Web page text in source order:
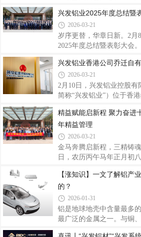
发企业及行业专家，围绕
能力、品牌口碑、市场应
果兼具专
软件（中国）有限公司联
与多平台集成，推动财务
化、智能化，为集团高质
兴发铝业财务副总监、项
缓。本次项目将以“标准化
化”为建设路径，打通ERP
统等多平台数据壁垒，统
兴发铝业2025年度总结暨
2026-03-21
岁序更替，华章日新。2月
2025年度总结暨表彰大会
点任务，同时表彰在各项
和先进团队，进一步凝聚
更加积极昂扬的姿态投身“
上，公司总经理廖玉庆作
一年所取得的发展成就，
程中存在的短板与挑战，
目标进行了展望。廖玉庆
兴发铝业香港公司乔迁自
2026-03-21
2月10日，兴发铝业控股有
简称“兴发铝业”）位于香
公司自有物业，此举进一
根基，提升了运营稳定性
观塘区是香港重要的商务
络发达，商业配套成熟，
品牌展示提供更优质的平
局业务。此次迁入自有物
重要举措，不仅彰显了公
精益赋能启新程 聚力奋
年精益管理
2026-03-21
金马奔腾启新程，三精铸
日，农历丙午马年正月初
通过线上+线下的形式，覆
领导班子、各基地总经理
技术等关键岗位负责人齐
线上同步参训50余人。这
第一训”，更是兴发铝业在
【涨知识】一文了解铝产
的？
2026-01-31
铝是地球地壳中含量最多
最广泛的金属之一。与铜